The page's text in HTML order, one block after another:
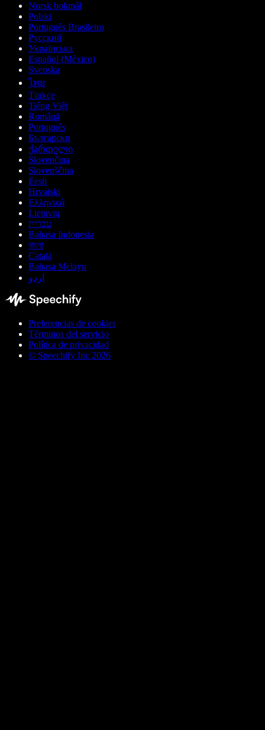
Norsk bokmål
Polski
Português Brasileiro
Русский
Українська
Español (México)
Svenska
ไทย
Türkçe
Tiếng Việt
Română
Português
Български
ქართული
Slovenčina
Slovenščina
Eesti
Hrvatski
Ελληνικά
Lietuvių
עברית
Bahasa Indonesia
বাংলা
Català
Bahasa Melayu
اردو
Preferencias de cookies
Términos del servicio
Política de privacidad
© Speechify Inc 2026